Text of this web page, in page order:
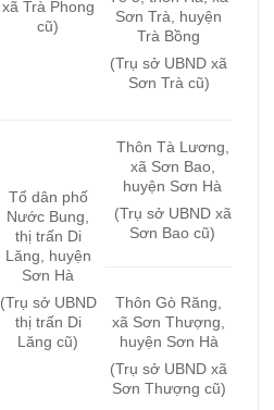
xã Trà Phong
cũ)
Sơn Trà, huyện
Trà Bồng
(Trụ sở UBND xã
Sơn Trà cũ)
Tổ dân phố
Nước Bung,
thị trấn Di
Lăng, huyện
Sơn Hà
(Trụ sở UBND
thị trấn Di
Lăng cũ)
Thôn Tà Lương,
xã Sơn Bao,
huyện Sơn Hà
(Trụ sở UBND xã
Sơn Bao cũ)
Thôn Gò Răng,
xã Sơn Thượng,
huyện Sơn Hà
(Trụ sở UBND xã
Sơn Thượng cũ)